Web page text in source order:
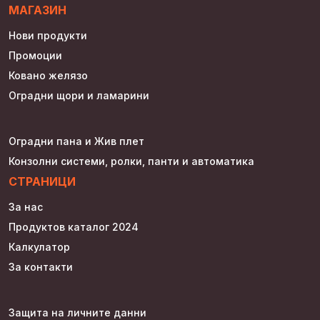
МАГАЗИН
Нови продукти
Промоции
Ковано желязо
Оградни щори и ламарини
Оградни пана и Жив плет
Конзолни системи, ролки, панти и автоматика
СТРАНИЦИ
За нас
Продуктов каталог 2024
Калкулатор
За контакти
Защита на личните данни